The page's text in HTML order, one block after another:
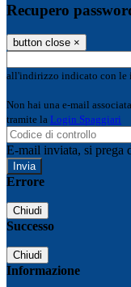
Recupero
button close ×
all'indirizzo indicato con le
Non hai una e-mail
tramite la Login Spaggiari
E-mail inviata, si prega
Errore
Chiudi
Successo
Chiudi
Informazione